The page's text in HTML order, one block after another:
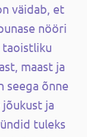
väidab, et
nööri
maast ja
seega õnne
ja
tuleks